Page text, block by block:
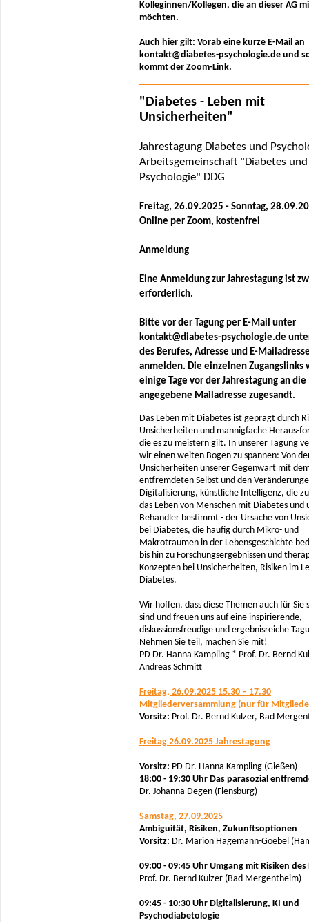
Kolleginnen/Kollegen, die an dieser AG
möchten.
Auch hier gilt: Vorab eine kurze E-Mail an
kontakt@diabetes-psychologie.de und
kommt der Zoom-Link.
"Diabetes - Leben mit
Unsicherheiten"
Jahrestagung Diabetes und
Arbeitsgemeinschaft "Diabetes und
Psychologie" DDG
Freitag, 26.09.2025 - Sonntag,
Online per Zoom, kostenfrei
Anmeldung
Eine Anmeldung zur Jahrestagung ist
erforderlich.
Bitte vor der Tagung per E-Mail unter
kontakt@diabetes-psychologie.de
des Berufes, Adresse und E-
anmelden. Die einzelnen Zugangslinks
einige Tage vor der Jahrestagung an die
angegebene Mailadresse zugesandt.
Das Leben mit Diabetes ist geprägt durch
Unsicherheiten und mannigfache Heraus-
die es zu meistern gilt. In unserer Tagung
wir einen weiten Bogen zu spannen: Von
Unsicherheiten unserer Gegenwart mit
entfremdeten Selbst und den
Digitalisierung, künstliche Intelligenz, die
das Leben von Menschen mit Diabetes und
Behandler bestimmt - der Ursache von
bei Diabetes, die häufig durch Mikro- und
Makrotraumen in der Lebensgeschichte
bis hin zu Forschungsergebnissen und
Konzepten bei Unsicherheiten, Risiken im
Diabetes.
Wir hoffen, dass diese Themen auch für Sie
sind und freuen uns auf eine inspirierende,
diskussionsfreudige und ergebnisreiche
Nehmen Sie teil, machen Sie mit!
PD Dr. Hanna Kampling * Prof. Dr. Bernd
Andreas Schmitt
Freitag, 26.09.2025 15.30 – 17.30
Mitgliederversammlung (nur für
Vorsitz: Prof. Dr. Bernd Kulzer, Bad
Freitag 26.09.2025 Jahrestagung
Vorsitz: PD Dr. Hanna Kampling (Gießen)
18:00 - 19:30 Uhr Das parasozial
Dr. Johanna Degen (Flensburg)
Samstag, 27.09.2025
Ambiguität, Risiken, Zukunftsoptionen
Vorsitz: Dr. Marion Hagemann-Goebel
09:00 - 09:45 Uhr Umgang mit Risiken
Prof. Dr. Bernd Kulzer (Bad Mergentheim)
09:45 - 10:30 Uhr Digitalisierung, KI und
Psychodiabetologie